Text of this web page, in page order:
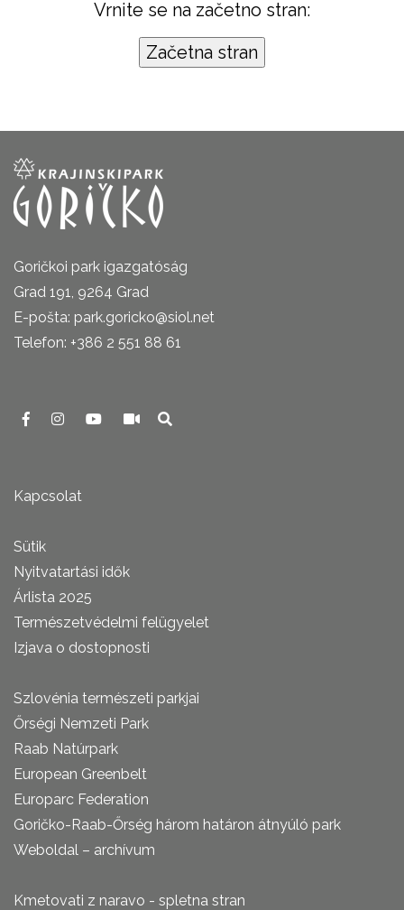
Vrnite se na začetno stran:
Goričkoi park igazgatóság
Grad 191, 9264 Grad
E-pošta: park.goricko@siol.net
Telefon: +386 2 551 88 61
Kapcsolat
Sütik
Nyitvatartási idők
Árlista 2025
Természetvédelmi felügyelet
Izjava o dostopnosti
Szlovénia természeti parkjai
Őrségi Nemzeti Park
Raab Natúrpark
European Greenbelt
Europarc Federation
Goričko-Raab-Őrség három határon átnyúló park
Weboldal – archívum
Kmetovati z naravo - spletna stran